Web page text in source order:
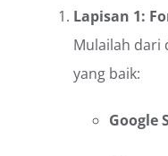
Lapisan 1:
Mulailah dari
yang baik:
Google